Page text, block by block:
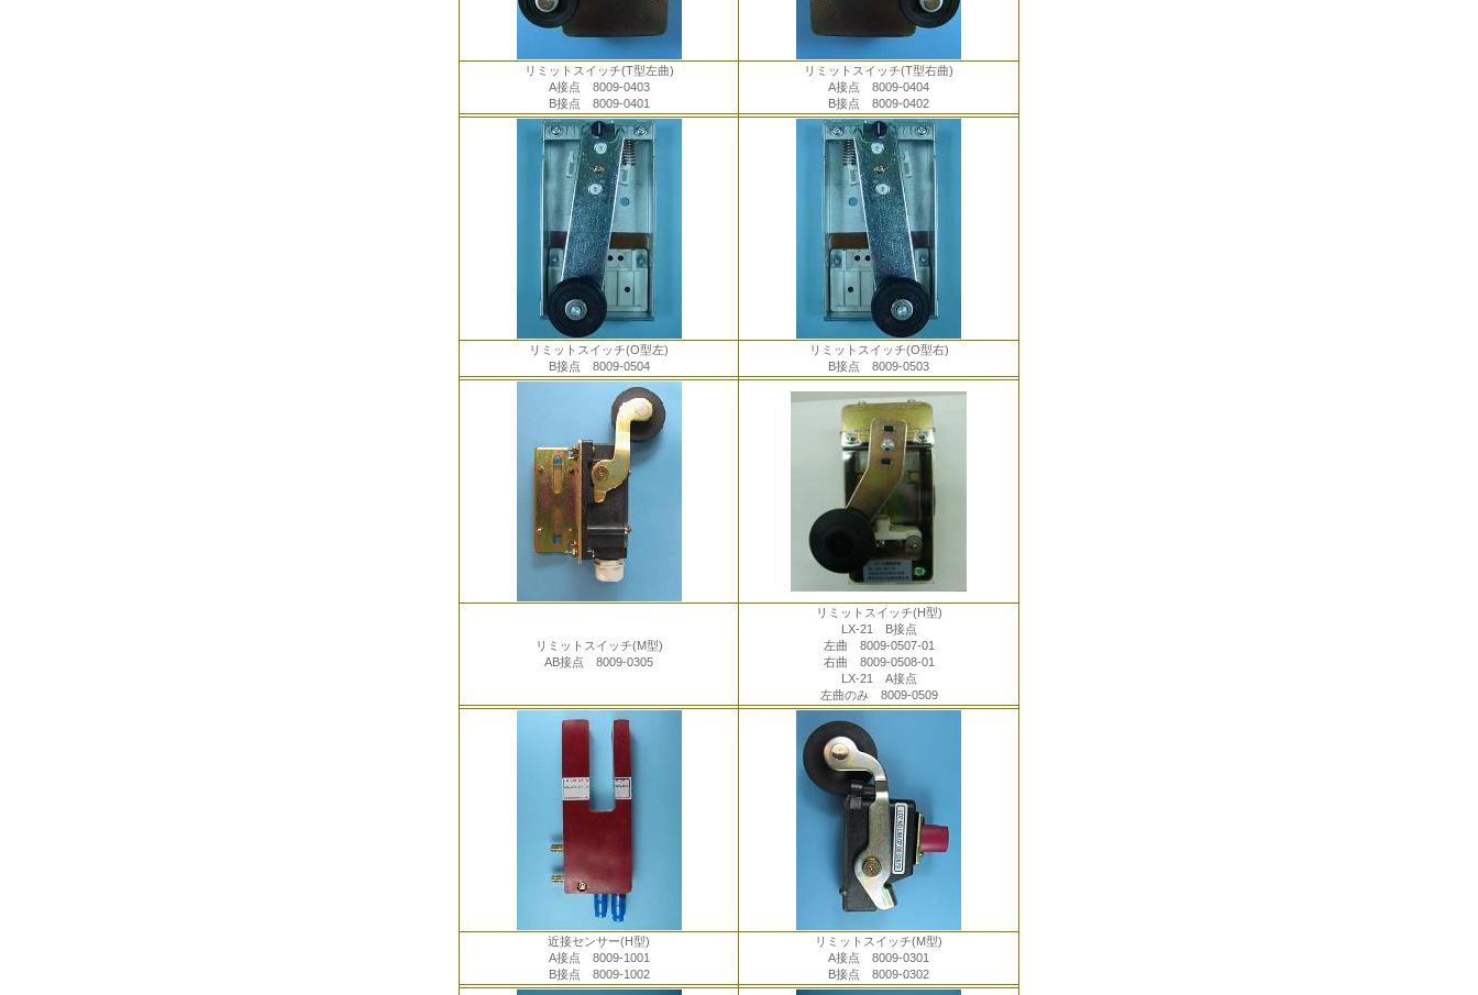
リミットスイッチ(T型左曲)
A接点 8009-0403
B接点 8009-0401
リミットスイッチ(T型右曲)
A接点 8009-0404
B接点 8009-0402
リミットスイッチ(O型左)
B接点 8009-0504
リミットスイッチ(O型右)
B接点 8009-0503
リミットスイッチ(M型)
AB接点 8009-0305
リミットスイッチ(H型)
LX-21 B接点
左曲 8009-0507-01
右曲 8009-0508-01
LX-21 A接点
左曲のみ 8009-0509
近接センサー(H型)
A接点 8009-1001
B接点 8009-1002
リミットスイッチ(M型)
A接点 8009-0301
B接点 8009-0302